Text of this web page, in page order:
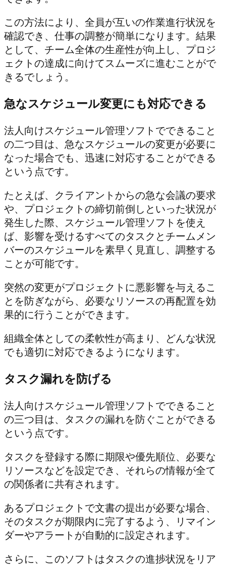
この方法により、全員が互いの作業進行状況を
確認でき、仕事の調整が簡単になります。結果
として、チーム全体の生産性が向上し、プロジ
ェクトの達成に向けてスムーズに進むことがで
きるでしょう。
急なスケジュール変更にも対応できる
法人向けスケジュール管理ソフトでできること
の二つ目は、急なスケジュールの変更が必要に
なった場合でも、迅速に対応することができる
という点です。
たとえば、クライアントからの急な会議の要求
や、プロジェクトの締切前倒しといった状況が
発生した際、スケジュール管理ソフトを使え
ば、影響を受けるすべてのタスクとチームメン
バーのスケジュールを素早く見直し、調整する
ことが可能です。
突然の変更がプロジェクトに悪影響を与えるこ
とを防ぎながら、必要なリソースの再配置を効
果的に行うことができます。
組織全体としての柔軟性が高まり、どんな状況
でも適切に対応できるようになります。
タスク漏れを防げる
法人向けスケジュール管理ソフトでできること
の三つ目は、タスクの漏れを防ぐことができる
という点です。
タスクを登録する際に期限や優先順位、必要な
リソースなどを設定でき、それらの情報が全て
の関係者に共有されます。
あるプロジェクトで文書の提出が必要な場合、
そのタスクが期限内に完了するよう、リマイン
ダーやアラートが自動的に設定されます。
さらに、このソフトはタスクの進捗状況をリア